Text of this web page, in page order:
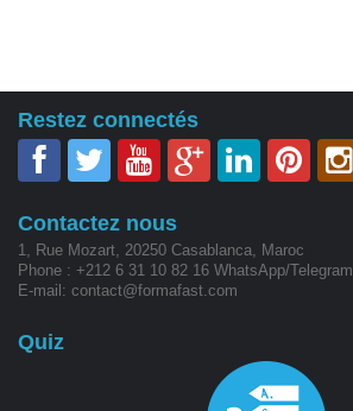
Restez connectés
Contactez nous
1, Rue Mozart, 20250 Casablanca, Maroc
Phone : +212 6 31 10 82 16 WhatsApp/Telegram
E-mail: contact@formafast.com
Quiz